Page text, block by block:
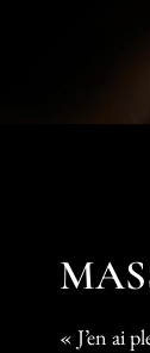
« J’en ai